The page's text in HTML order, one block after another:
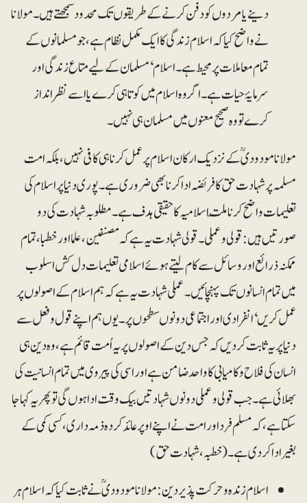
دینے یا مردوں کو دفن کرنے کے طریقوں تک محدود سمجھتے ہیں۔ مولانا
نے واضح کیا کہ اسلام زندگی کا ایک مکمل نظام ہے، جو مسلمانوں کے
تمام معاملات پر محیط ہے۔ اسلام‘ مسلمان کے لیے متاع زندگی اور
سرمایۂ حیات ہے۔ اگر وہ اسلام میں کوتاہی کرے یا اسے نظرانداز
کرے تو وہ صحیح معنوں میں مسلمان ہی نہیں۔
مولانا مودودیؒ کے نزدیک ارکان اسلام پر عمل کرنا ہی کافی نہیں، بلکہ امت
مسلمہ پر شہادت حق کا فریضہ ادا کرنا بھی ضروری ہے۔ پوری دنیا پر اسلام کی
تعلیمات واضح کرنا ملّت اسلامیہ کا حقیقی ہدف ہے۔ مطلوبہ شہادت کی دو
صورتیں ہیں: قولی و عملی۔ قولی شہادت یہ ہے کہ مصنفین، علما اور خطبا، تمام
ممکنہ ذرائع اور وسائل سے کام لیتے ہوئے اسلامی تعلیمات دل کش اسلوب
میں تمام انسانوں تک پہنچائیں۔ عملی شہادت یہ ہے کہ ہم اسلام کے اصولوں پر
عمل کریں‘ انفرادی اور اجتماعی دونوں سطحوں پر۔ یوں ہم اپنے قول و فعل سے
دنیا پر یہ ثابت کر دیں کہ جس دین کے اصولوں پر یہ اُمت قائم ہے، وہ دین ہی
انسان کی فلاح و کامیابی کا واحد ضامن ہے اور اسی کی پیروی میں تمام انسانیت کی
بھلائی ہے۔ جب قولی و عملی دونوں شہادتیں بیک وقت ادا ہوں گی تو پھر یہ کہا جا
سکتا ہے، کہ مسلم فرد اور امت نے اپنے اوپر عائد کردہ ذمہ داری، کسی کمی کے
بغیر ادا کر دی ہے۔ (خطبہ، شہادت حق)
اسلام زندہ و حرکت پذیر دین: مولانا مودودیؒ نے ثابت کیا کہ اسلام ہر